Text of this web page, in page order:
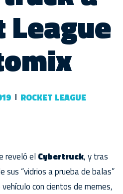
League
ROCKET LEAGUE
reveló el Cybertruck, y tras
sus “vidrios a prueba de balas”
con cientos de memes,